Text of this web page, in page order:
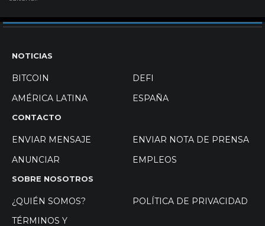
NOTICIAS
BITCOIN
DEFI
AMÉRICA LATINA
ESPAÑA
CONTACTO
ENVIAR MENSAJE
ENVIAR NOTA DE PRENSA
ANUNCIAR
EMPLEOS
SOBRE NOSOTROS
¿QUIÉN SOMOS?
POLÍTICA DE PRIVACIDAD
TÉRMINOS Y